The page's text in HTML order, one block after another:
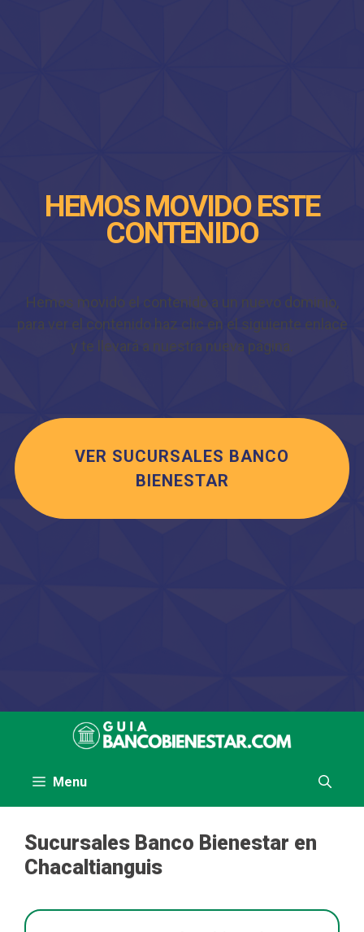
HEMOS MOVIDO ESTE
CONTENIDO
Hemos movido el contenido a un nuevo dominio,
para ver el contenido haz clic en el siguiente enlace
y te llevará a nuestra nueva página.
VER SUCURSALES BANCO
BIENESTAR
Menu
Sucursales Banco Bienestar en
Chacaltianguis